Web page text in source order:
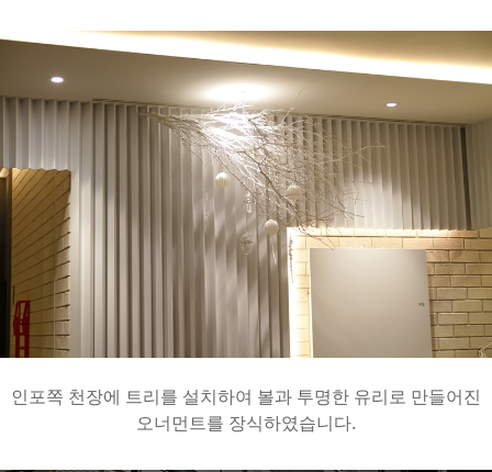
인포쪽 천장에 트리를 설치하여 볼과 투명한 유리로 만들어진
오너먼트를 장식하였습니다.